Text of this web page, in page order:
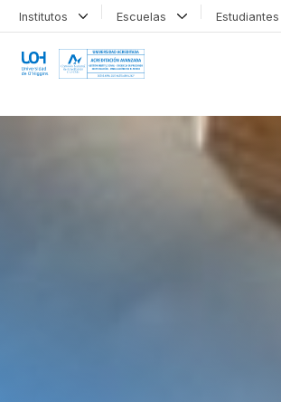
Institutos Escuelas Estudiantes